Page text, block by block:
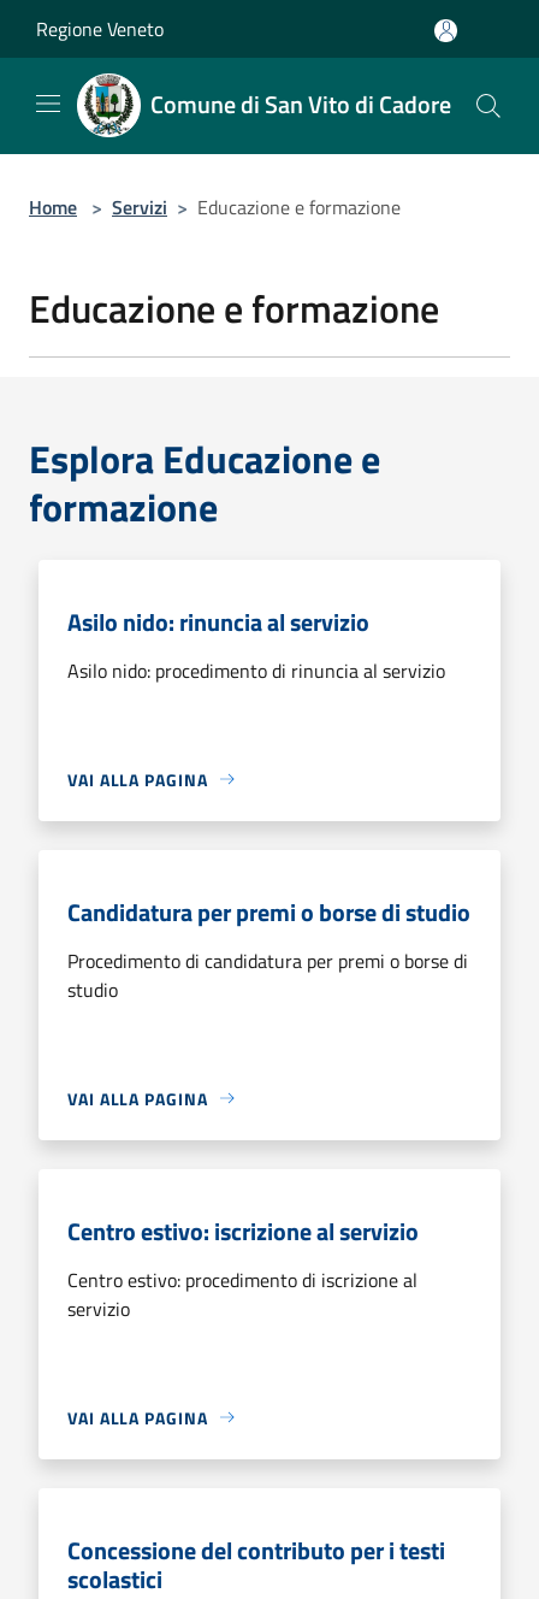
Regione Veneto
Comune di San Vito di Cadore
Home > Servizi > Educazione e formazione
Educazione e formazione
Esplora Educazione e
formazione
Asilo nido: rinuncia al servizio
Asilo nido: procedimento di rinuncia al servizio
VAI ALLA PAGINA
Candidatura per premi o borse di studio
Procedimento di candidatura per premi o borse di
studio
VAI ALLA PAGINA
Centro estivo: iscrizione al servizio
Centro estivo: procedimento di iscrizione al
servizio
VAI ALLA PAGINA
Concessione del contributo per i testi
scolastici